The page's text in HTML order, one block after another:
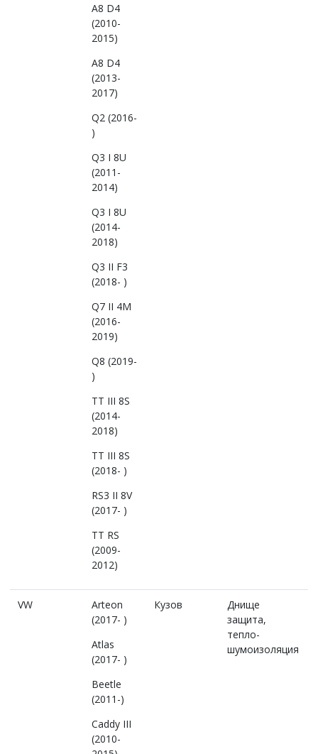
A8 D4
(2010-
2015)
A8 D4
(2013-
2017)
Q2 (2016-
)
Q3 I 8U
(2011-
2014)
Q3 I 8U
(2014-
2018)
Q3 II F3
(2018- )
Q7 II 4M
(2016-
2019)
Q8 (2019-
)
TT III 8S
(2014-
2018)
TT III 8S
(2018- )
RS3 II 8V
(2017- )
TT RS
(2009-
2012)
VW
Arteon
(2017- )
Atlas
(2017- )
Beetle
(2011-)
Caddy III
(2010-
Кузов
Днище
защита,
тепло-
шумоизоляция